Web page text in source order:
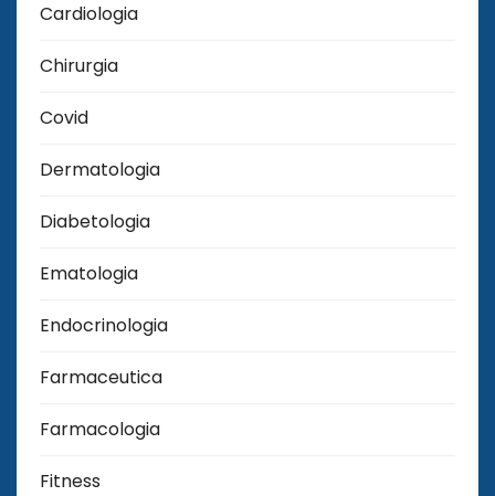
Cardiologia
Chirurgia
Covid
Dermatologia
Diabetologia
Ematologia
Endocrinologia
Farmaceutica
Farmacologia
Fitness